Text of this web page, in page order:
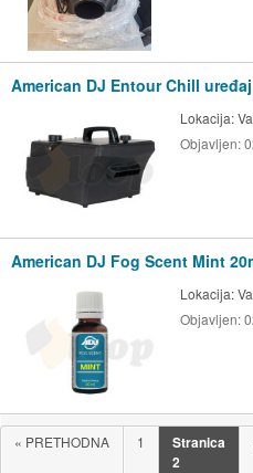
American DJ Entour Chill
Lokacija:
Objavljen:
American DJ Fog Scent Mint
Lokacija:
Objavljen:
« PRETHODNA 1
Stranica
2